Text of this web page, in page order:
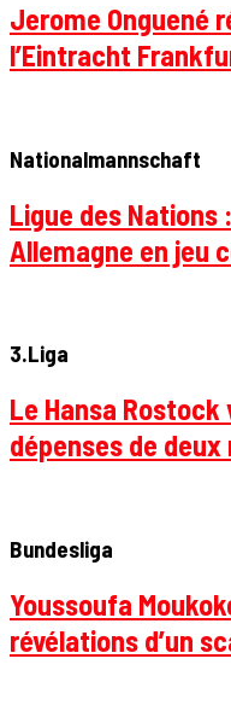
Jerome Onguené
l’Eintracht
Nationalmannschaft
Ligue des Nations
Allemagne en jeu
3.Liga
Le Hansa Rostock
dépenses de deux
Bundesliga
Youssoufa
révélations d’un